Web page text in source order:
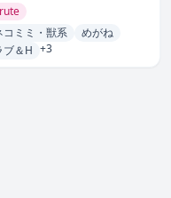
コミミ・獣系
めがね
ブ＆H +3